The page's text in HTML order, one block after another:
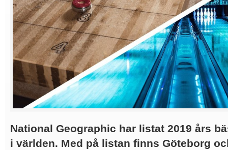
National Geographic har listat 2019 års
i världen. Med på listan finns Göteborg